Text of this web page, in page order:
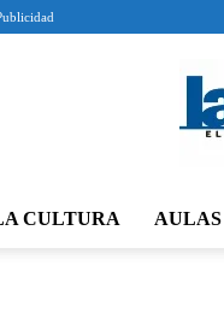
CULTURA AULAS